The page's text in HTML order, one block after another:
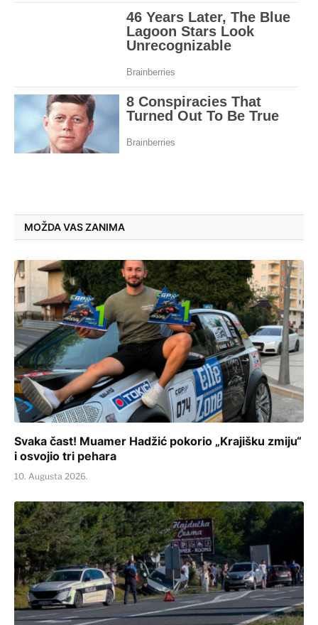
MOŽDA VAS ZANIMA
Svaka čast! Muamer Hadžić pokorio „Krajišku zmiju“
i osvojio tri pehara
10. Augusta 2026.